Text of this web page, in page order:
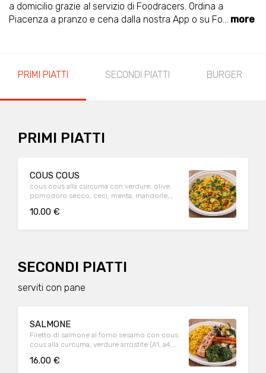
a domicilio grazie al servizio di Foodracers. Ordina a
Piacenza a pranzo e cena dalla nostra App o su Fo... more
PRIMI PIATTI SECONDI PIATTI BURGER
PRIMI PIATTI
COUS COUS
cous cous alla curcuma con verdure, olive,
pomodoro secco, ceci, menta, mandorle,
10.00 €
SECONDI PIATTI
serviti con pane
SALMONE
Filetto di salmone al forno sesamo con cous
cous alla curcuma, verdure arrostite (A1, a4,
16.00 €